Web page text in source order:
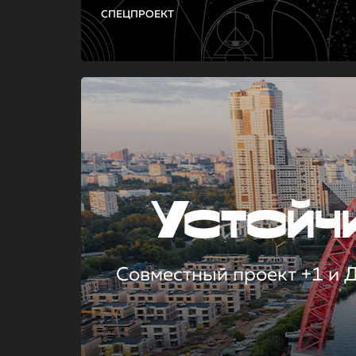
СПЕЦПРОЕКТ
Совместный проект +1 и